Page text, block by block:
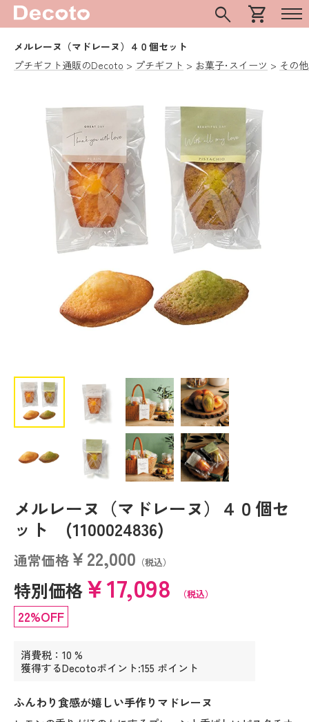
search shopping_cart
メルレーヌ（マドレーヌ）４０個セット
プチギフト通販のDecoto
プチギフト お菓子･スイーツ その
メルレーヌ（マドレーヌ）４０個セ
ット (1100024836)
通常価格￥22,000 （税込）
特別価格￥17,098 （税込）
22%OFF
消費税：10 %
獲得するDecotoポイント:155 ポイント
ふんわり食感が嬉しい手作りマドレーヌ